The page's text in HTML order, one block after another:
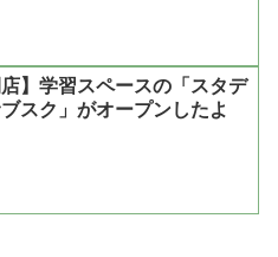
店】学習スペースの「スタデ
スク」がオープンしたよ